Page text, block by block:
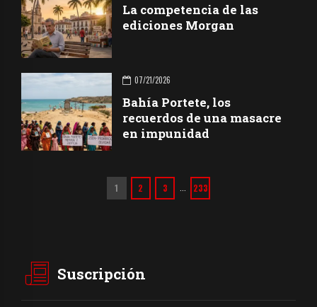
La competencia de las
ediciones Morgan
07/21/2026
Bahía Portete, los
recuerdos de una masacre
en impunidad
1 2 3 … 233
Suscripción